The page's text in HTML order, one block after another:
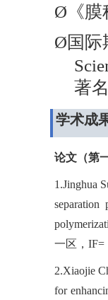
Ø 《
Ø国际
著
学术成
论文（第
1.Jinghua
一区， IF=
2.Xiaojie
for